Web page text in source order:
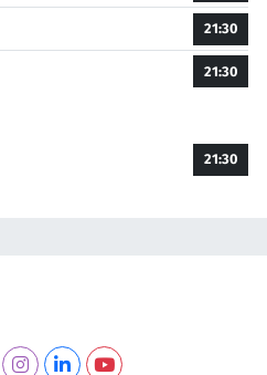
21:30
21:30
21:30